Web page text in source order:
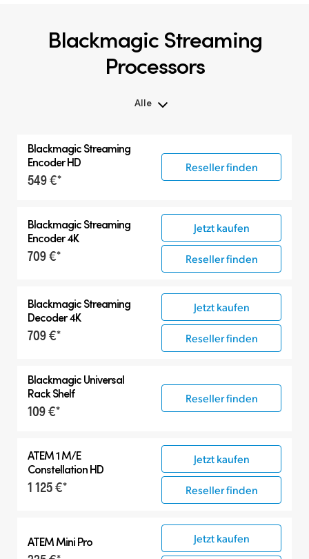
Blackmagic Streaming
Processors
Alle
Blackmagic Streaming Processors
BlackmagicStreaming
Encoder HD
549 €*
Reseller finden
BlackmagicStreaming
Encoder 4K
709 €*
Jetzt kaufen
Reseller finden
BlackmagicStreaming
Decoder 4K
709 €*
Jetzt kaufen
Reseller finden
Blackmagic Universal
Rack Shelf
109 €*
Reseller finden
ATEM 1 M/E
Constellation HD
1 125 €*
Jetzt kaufen
Reseller finden
ATEM Mini Pro Jetzt kaufen